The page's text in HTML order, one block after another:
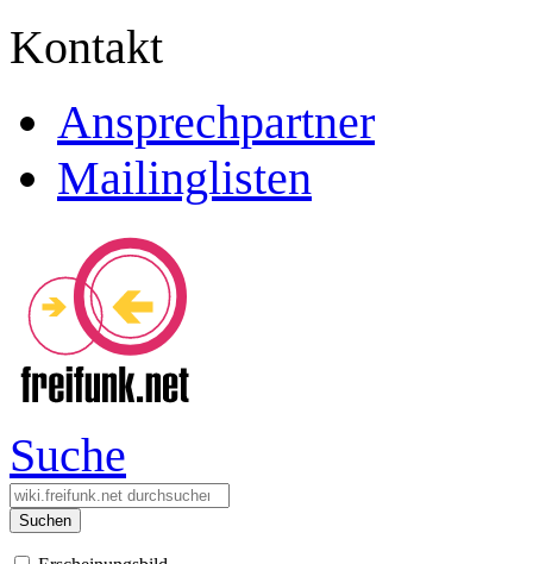
Kontakt
Ansprechpartner
Mailinglisten
Suche
Suchen